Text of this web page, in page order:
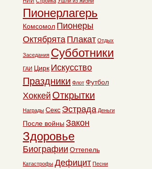
Пионерлагерь
Комсомол Пионеры
Октябрята Плакат Отдых
Заседания Субботники
ГАИ Цирк Искусство
Праздники Флот Футбол
Хоккей Открытки
Награды Секс Эстрада Деньги
После войны Закон
Здоровье
Биографии Оттепель
Катастрофы Дефицит Песни